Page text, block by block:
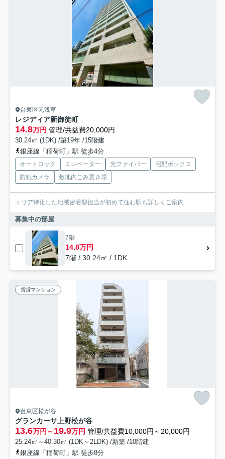
台東区元浅草
レジディア新御徒町
14.8万円 管理/共益費20,000円
30.24㎡ (1DK) /築19年 /15階建
銀座線「稲荷町」駅 徒歩4分
オートロック エレベーター 光ファイバー
宅配ボックス
防犯カメラ
敷地内ごみ置き場
エリア特化した地域密着型担当が初めて住む駅も詳しくご案内
募集中の部屋
7階
14.8万円
7階 / 30.24㎡ / 1DK
賃貸マンション
台東区松が谷
グランカーサ上野松が谷
13.6万円～19.9万円 管理/共益費10,000円～20,000円
25.24㎡～40.30㎡ (1DK～2LDK) /新築 /10階建
銀座線「稲荷町」駅 徒歩8分